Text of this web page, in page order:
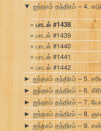
▼ ஐந்தாம் தந்திரம் – 4.
பாடல் #1438
பாடல் #1439
பாடல் #1440
பாடல் #1441
பாடல் #1442
► ஐந்தாம் தந்திரம் – 5.
► ஐந்தாம் தந்திரம் – 6.
► ஐந்தாம் தந்திரம் – 7.
► ஐந்தாம் தந்திரம் – 8.
► ஐந்தாம் தந்திரம் – 9.